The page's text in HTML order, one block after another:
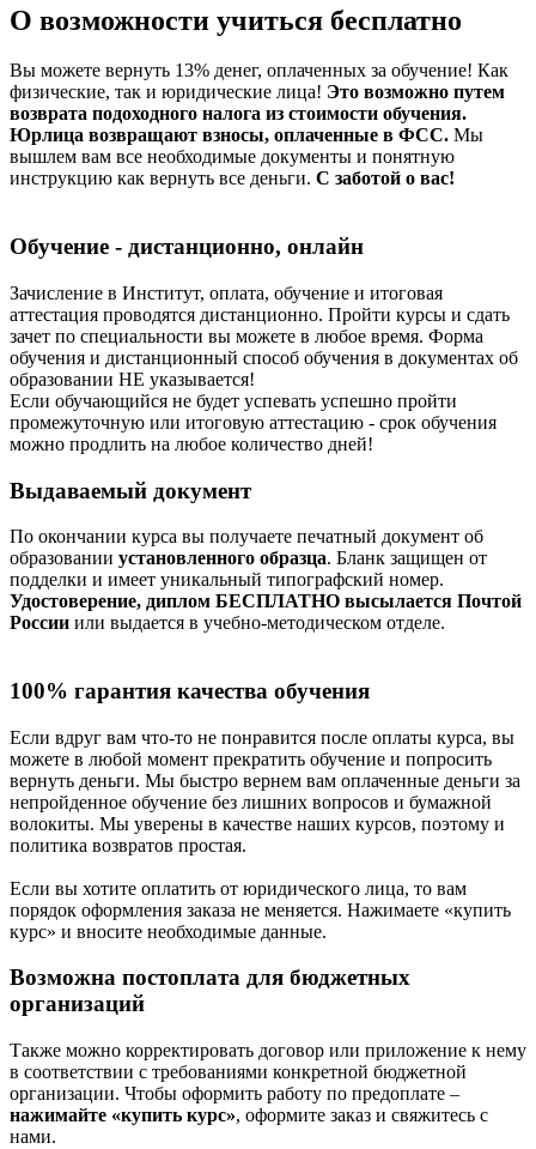
О возможности учиться бесплатно
Вы можете вернуть 13% денег, оплаченных за обучение! Как
физические, так и юридические лица! Это возможно путем
возврата подоходного налога из стоимости обучения.
Юрлица возвращают взносы, оплаченные в ФСС. Мы
вышлем вам все необходимые документы и понятную
инструкцию как вернуть все деньги. С заботой о вас!
Обучение - дистанционно, онлайн
Зачисление в Институт, оплата, обучение и итоговая
аттестация проводятся дистанционно. Пройти курсы и сдать
зачет по специальности вы можете в любое время. Форма
обучения и дистанционный способ обучения в документах об
образовании НЕ указывается!
Если обучающийся не будет успевать успешно пройти
промежуточную или итоговую аттестацию - срок обучения
можно продлить на любое количество дней!
Выдаваемый документ
По окончании курса вы получаете печатный документ об
образовании установленного образца. Бланк защищен от
подделки и имеет уникальный типографский номер.
Удостоверение, диплом БЕСПЛАТНО высылается Почтой
России или выдается в учебно-методическом отделе.
100% гарантия качества обучения
Если вдруг вам что-то не понравится после оплаты курса, вы
можете в любой момент прекратить обучение и попросить
вернуть деньги. Мы быстро вернем вам оплаченные деньги за
непройденное обучение без лишних вопросов и бумажной
волокиты. Мы уверены в качестве наших курсов, поэтому и
политика возвратов простая.
Если вы хотите оплатить от юридического лица, то вам
порядок оформления заказа не меняется. Нажимаете «купить
курс» и вносите необходимые данные.
Возможна постоплата для бюджетных
организаций
Также можно корректировать договор или приложение к нему
в соответствии с требованиями конкретной бюджетной
организации. Чтобы оформить работу по предоплате –
нажимайте «купить курс», оформите заказ и свяжитесь с
нами.